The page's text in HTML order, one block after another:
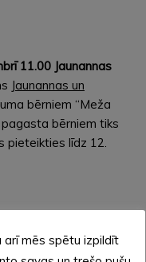
11.00 Jaunannas
Jaunannas un
bērniem “Meža
bērniem tiks
pieteikties līdz 12.
13.00
un Jaunlaicenes
arī mēs spētu izpildīt